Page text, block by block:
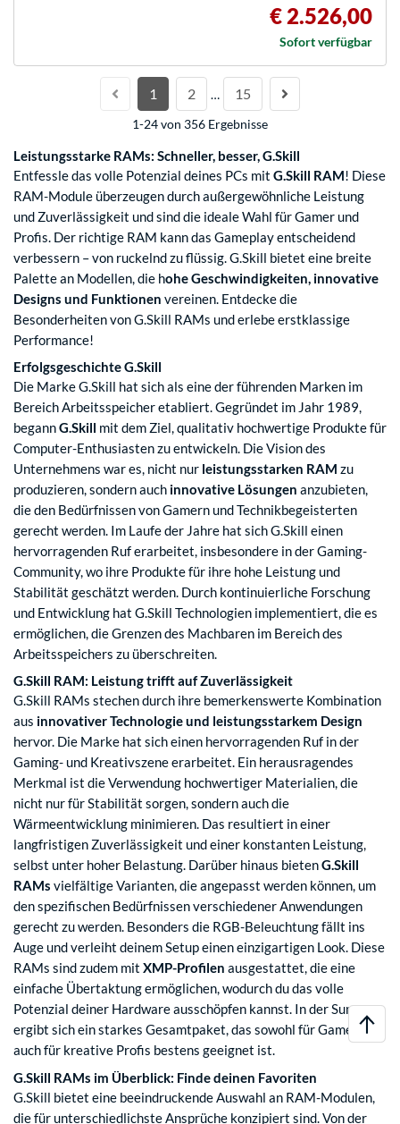
€ 2.526,00
Sofort verfügbar
1 2 … 15
1-24 von 356 Ergebnisse
Leistungsstarke RAMs: Schneller, besser, G.Skill
Entfessle das volle Potenzial deines PCs mit G.Skill RAM! Diese
RAM-Module überzeugen durch außergewöhnliche Leistung
und Zuverlässigkeit und sind die ideale Wahl für Gamer und
Profis. Der richtige RAM kann das Gameplay entscheidend
verbessern – von ruckelnd zu flüssig. G.Skill bietet eine breite
Palette an Modellen, die hohe Geschwindigkeiten, innovative
Designs und Funktionen vereinen. Entdecke die
Besonderheiten von G.Skill RAMs und erlebe erstklassige
Performance!
Erfolgsgeschichte G.Skill
Die Marke G.Skill hat sich als eine der führenden Marken im
Bereich Arbeitsspeicher etabliert. Gegründet im Jahr 1989,
begannG.Skill mit dem Ziel, qualitativ hochwertige Produkte für
Computer-Enthusiasten zu entwickeln. Die Vision des
Unternehmens war es, nicht nur leistungsstarken RAM zu
produzieren, sondern auch innovative Lösungen anzubieten,
die den Bedürfnissen von Gamern und Technikbegeisterten
gerecht werden. Im Laufe der Jahre hat sich G.Skill einen
hervorragenden Ruf erarbeitet, insbesondere in der Gaming-
Community, wo ihre Produkte für ihre hohe Leistung und
Stabilität geschätzt werden. Durch kontinuierliche Forschung
und Entwicklung hat G.Skill Technologien implementiert, die es
ermöglichen, die Grenzen des Machbaren im Bereich des
Arbeitsspeichers zu überschreiten.
G.Skill RAM: Leistung trifft auf Zuverlässigkeit
G.Skill RAMs stechen durch ihre bemerkenswerte Kombination
aus innovativer Technologie und leistungsstarkem Design
hervor. Die Marke hat sich einen hervorragenden Ruf in der
Gaming- und Kreativszene erarbeitet. Ein herausragendes
Merkmal ist die Verwendung hochwertiger Materialien, die
nicht nur für Stabilität sorgen, sondern auch die
Wärmeentwicklung minimieren. Das resultiert in einer
langfristigen Zuverlässigkeit und einer konstanten Leistung,
selbst unter hoher Belastung. Darüber hinaus bietenG.Skill
RAMs vielfältige Varianten, die angepasst werden können, um
den spezifischen Bedürfnissen verschiedener Anwendungen
gerecht zu werden. Besonders die RGB-Beleuchtung fällt ins
Auge und verleiht deinem Setup einen einzigartigen Look. Diese
RAMs sind zudem mit XMP-Profilen ausgestattet, die eine
einfache Übertaktung ermöglichen, wodurch du das volle
Potenzial deiner Hardware ausschöpfen kannst. In der Summe
ergibt sich ein starkes Gesamtpaket, das sowohl für Gamer als
auch für kreative Profis bestens geeignet ist.
G.Skill RAMs im Überblick: Finde deinen Favoriten
G.Skill bietet eine beeindruckende Auswahl an RAM-Modulen,
die für unterschiedlichste Ansprüche konzipiert sind. Von der